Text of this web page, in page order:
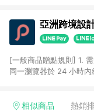
亞洲跨境設
[一般商品贈點規則] 1.
同一瀏覽器於 24 小時
回饋訂單不得享有
相似商品 熱銷